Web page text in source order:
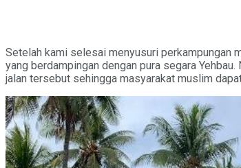
Setelah kami selesai menyusuri perkampungan
yang berdampingan dengan pura segara
jalan tersebut sehingga masyarakat muslim